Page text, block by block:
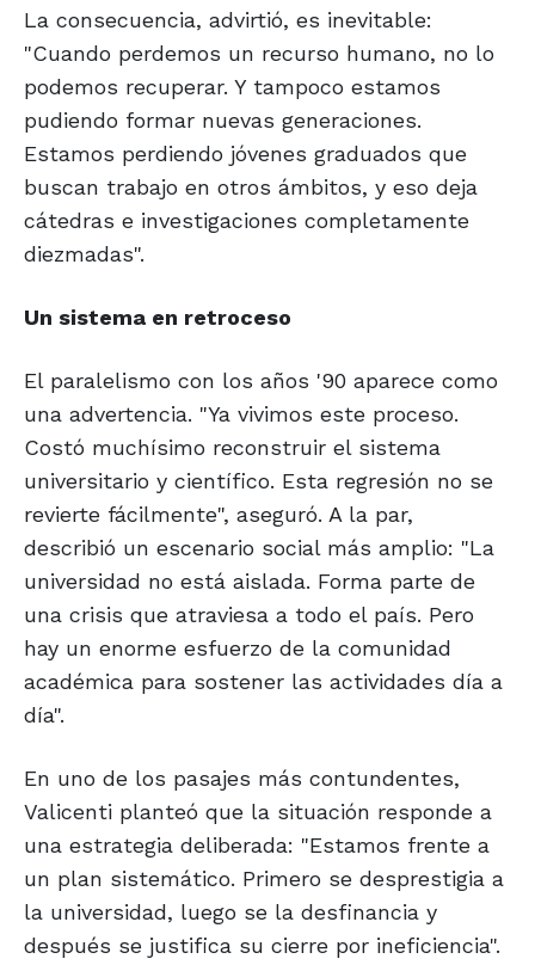
La consecuencia, advirtió, es inevitable:
"Cuando perdemos un recurso humano, no lo
podemos recuperar. Y tampoco estamos
pudiendo formar nuevas generaciones.
Estamos perdiendo jóvenes graduados que
buscan trabajo en otros ámbitos, y eso deja
cátedras e investigaciones completamente
diezmadas".
Un sistema en retroceso
El paralelismo con los años '90 aparece como
una advertencia. "Ya vivimos este proceso.
Costó muchísimo reconstruir el sistema
universitario y científico. Esta regresión no se
revierte fácilmente", aseguró. A la par,
describió un escenario social más amplio: "La
universidad no está aislada. Forma parte de
una crisis que atraviesa a todo el país. Pero
hay un enorme esfuerzo de la comunidad
académica para sostener las actividades día a
día".
En uno de los pasajes más contundentes,
Valicenti planteó que la situación responde a
una estrategia deliberada: "Estamos frente a
un plan sistemático. Primero se desprestigia a
la universidad, luego se la desfinancia y
después se justifica su cierre por ineficiencia".